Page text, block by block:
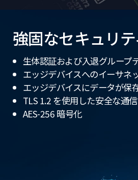
強固なセキュリテ
生体認証および入退グループ
エッジデバイスへのイーサネ
エッジデバイスにデータが保
TLS 1.2 を使用した安全な通信
AES-256 暗号化